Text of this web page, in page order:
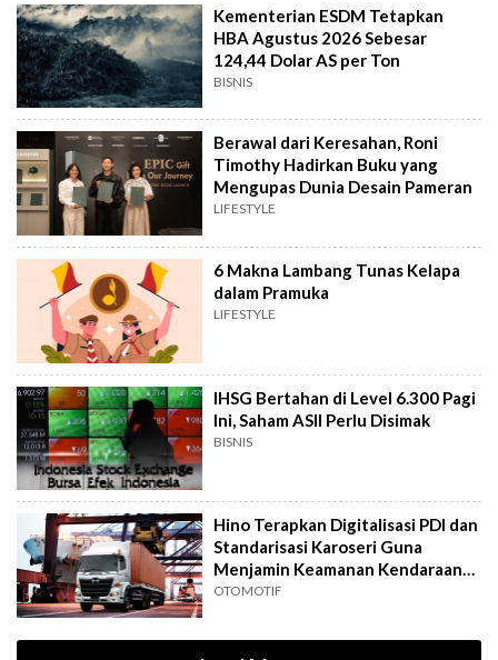
Kementerian ESDM Tetapkan
HBA Agustus 2026 Sebesar
124,44 Dolar AS per Ton
BISNIS
Berawal dari Keresahan, Roni
Timothy Hadirkan Buku yang
Mengupas Dunia Desain Pameran
LIFESTYLE
6 Makna Lambang Tunas Kelapa
dalam Pramuka
LIFESTYLE
IHSG Bertahan di Level 6.300 Pagi
Ini, Saham ASII Perlu Disimak
BISNIS
Hino Terapkan Digitalisasi PDI dan
Standarisasi Karoseri Guna
Menjamin Keamanan Kendaraan
Niaga
OTOMOTIF